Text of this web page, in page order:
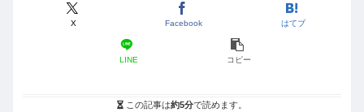
X Facebook はてブ
LINE コピー
この記事は約5分で読めます。